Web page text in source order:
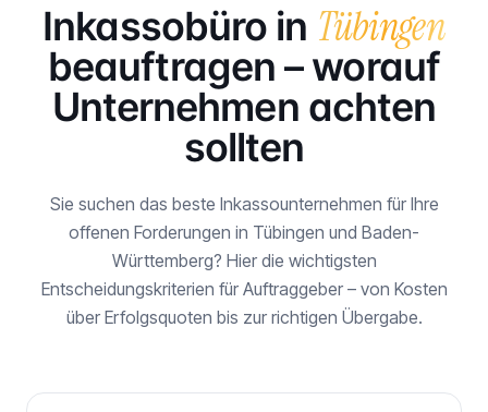
Inkassobüro in Tübingen
beauftragen – worauf
Unternehmen achten
sollten
Sie suchen das beste Inkassounternehmen für Ihre
offenen Forderungen in Tübingen und Baden-
Württemberg? Hier die wichtigsten
Entscheidungskriterien für Auftraggeber – von Kosten
über Erfolgsquoten bis zur richtigen Übergabe.